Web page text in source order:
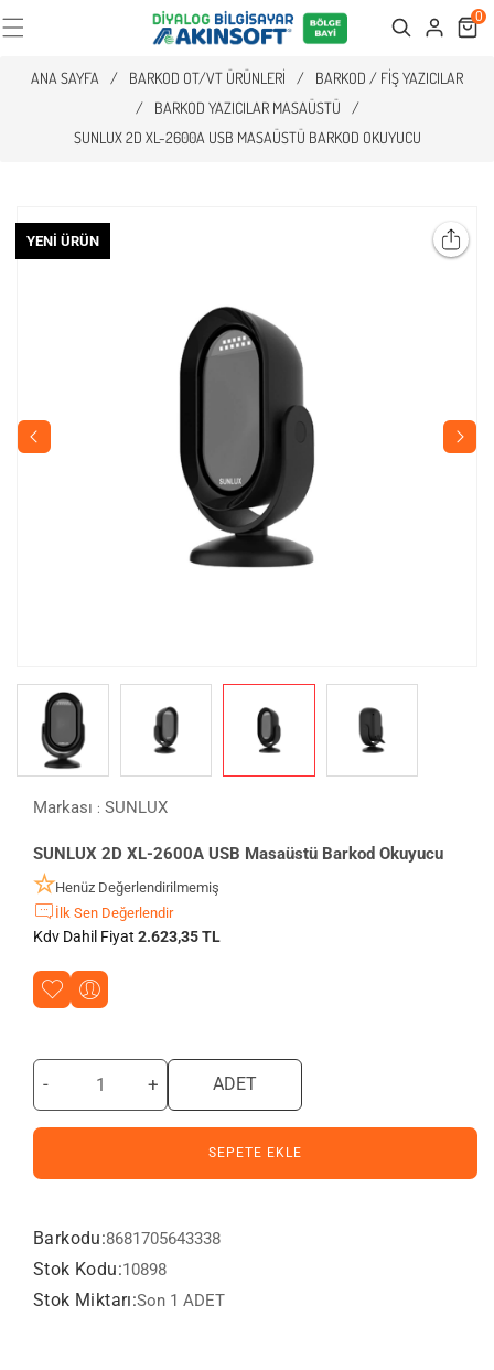
Search Cart
0
ANA SAYFA / BARKOD OT/VT ÜRÜNLERI /
BARKOD / FIŞ YAZICILAR
/
BARKOD YAZICILAR MASAÜSTÜ
/
SUNLUX 2D XL-2600A USB MASAÜSTÜ BARKOD OKUYUCU
YENI ÜRÜN
Markası : SUNLUX
SUNLUX 2D XL-2600A USB Masaüstü Barkod Okuyucu
Henüz Değerlendirilmemiş
İlk Sen Değerlendir
Kdv Dahil Fiyat 2.623,35 TL
- + ADET
SEPETE EKLE
Barkodu:8681705643338
Stok Kodu:10898
Stok Miktarı:Son 1 ADET